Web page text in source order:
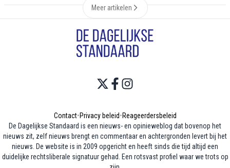
Meer artikelen
Contact•Privacy beleid•Reageerdersbeleid
De Dagelijkse Standaard is een nieuws- en opinieweblog dat bovenop het
nieuws zit, zelf nieuws brengt en commentaar en achtergronden levert bij het
nieuws. De website is in 2009 opgericht en heeft sinds die tijd altijd een
duidelijke rechtsliberale signatuur gehad. Een rotsvast profiel waar we trots op